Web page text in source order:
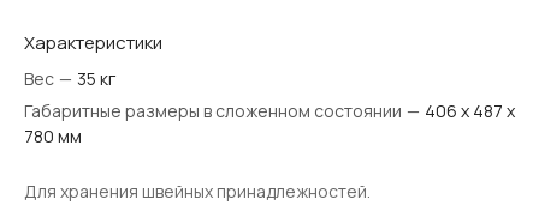
Характеристики
Вес — 35 кг
Габаритные размеры в сложенном состоянии — 406 х 487 х
780 мм
Для хранения швейных принадлежностей.